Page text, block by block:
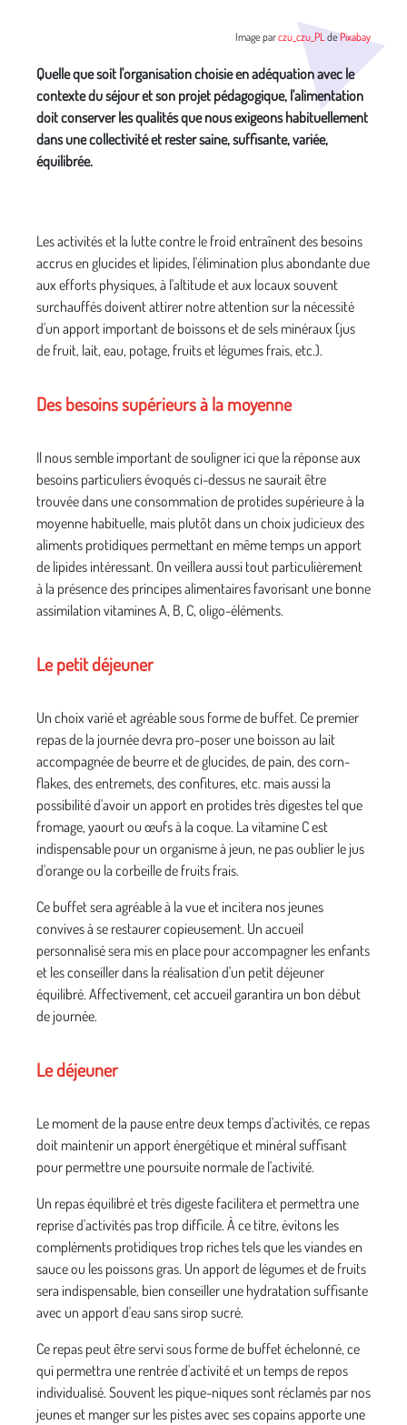
Image parczu_czu_PLdePixabay
Quelle que soit l'organisation choisie en adéquation avec le
contexte du séjour et son projet pédagogique, l'alimentation
doit conserver les qualités que nous exigeons habituellement
dans une collectivité et rester saine, suffisante, variée,
équilibrée.
Les activités et la lutte contre le froid entraînent des besoins
accrus en glucides et lipides, l'élimination plus abondante due
aux efforts physiques, à l'altitude et aux locaux souvent
surchauffés doivent attirer notre attention sur la nécessité
d'un apport important de boissons et de sels minéraux (jus
de fruit, lait, eau, potage, fruits et légumes frais, etc.).
Des besoins supérieurs à la moyenne
Il nous semble important de souligner ici que la réponse aux
besoins particuliers évoqués ci-dessus ne saurait être
trouvée dans une consommation de protides supérieure à la
moyenne habituelle, mais plutôt dans un choix judicieux des
aliments protidiques permettant en même temps un apport
de lipides intéressant. On veillera aussi tout particulièrement
à la présence des principes alimentaires favorisant une bonne
assimilation vitamines A, B, C, oligo-éléments.
Le petit déjeuner
Un choix varié et agréable sous forme de buffet. Ce premier
repas de la journée devra pro-poser une boisson au lait
accompagnée de beurre et de glucides, de pain, des corn-
flakes, des entremets, des confitures, etc. mais aussi la
possibilité d'avoir un apport en protides très digestes tel que
fromage, yaourt ou œufs à la coque. La vitamine C est
indispensable pour un organisme à jeun, ne pas oublier le jus
d'orange ou la corbeille de fruits frais.
Ce buffet sera agréable à la vue et incitera nos jeunes
convives à se restaurer copieusement. Un accueil
personnalisé sera mis en place pour accompagner les enfants
et les conseiller dans la réalisation d'un petit déjeuner
équilibré. Affectivement, cet accueil garantira un bon début
de journée.
Le déjeuner
Le moment de la pause entre deux temps d'activités, ce repas
doit maintenir un apport énergétique et minéral suffisant
pour permettre une poursuite normale de l'activité.
Un repas équilibré et très digeste facilitera et permettra une
reprise d'activités pas trop difficile. À ce titre, évitons les
compléments protidiques trop riches tels que les viandes en
sauce ou les poissons gras. Un apport de légumes et de fruits
sera indispensable, bien conseiller une hydratation suffisante
avec un apport d'eau sans sirop sucré.
Ce repas peut être servi sous forme de buffet échelonné, ce
qui permettra une rentrée d'activité et un temps de repos
individualisé. Souvent les pique-niques sont réclamés par nos
jeunes et manger sur les pistes avec ses copains apporte une